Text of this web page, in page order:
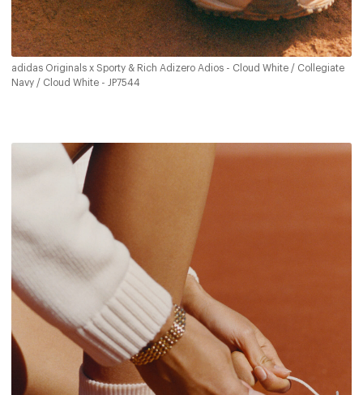
adidas Originals x Sporty & Rich Adizero Adios - Cloud White / Collegiate
Navy / Cloud White - JP7544